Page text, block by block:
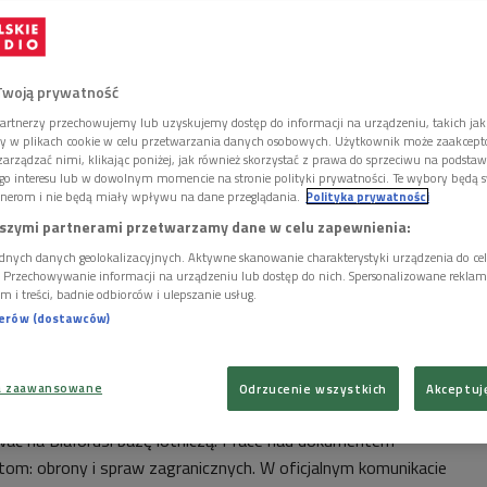
podczas pobytu w Soczi
Foto: PAP/EPA/MIKHAIL KLIMENTIEV/RIA
na Białorusi bazę lotniczą. Prace nad dokumentem
obrony i spraw zagranicznych. W oficjalnym komunikacie
prywatność
przechowujemy lub uzyskujemy dostęp do informacji na urządzeniu, takich
w plikach cookie w celu przetwarzania danych osobowych. Użytkownik może
nimi, klikając poniżej, jak również skorzystać z prawa do sprzeciwu na
interesu lub w dowolnym momencie na stronie polityki prywatności. Te wybory będą
i nie będą miały wpływu na dane przeglądania. Polityka prywatności
partnerami przetwarzamy dane w celu zapewnienia:
danych geolokalizacyjnych. Aktywne skanowanie charakterystyki urządzenia do
informacji na urządzeniu lub dostęp do nich. Spersonalizowane
i treści, badnie odbiorców i ulepszanie usług.
(dostawców)
Odrzucenie wszystkich